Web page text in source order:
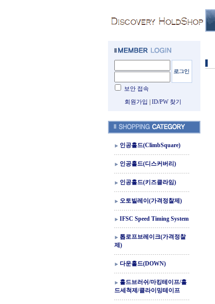
보안 접속
회원가입
ID/PW 찾기
인공홀드(ClimbSquare)
인공홀드(디스커버리)
인공홀드(키즈클라임)
오토빌레이(가격정찰제)
IFSC Speed Timing System
톱로프브레이크(가격정찰
제)
다운홀드(DOWN)
홀드브러쉬/마킹테이프/홀
드세척제/클라이밍테이프